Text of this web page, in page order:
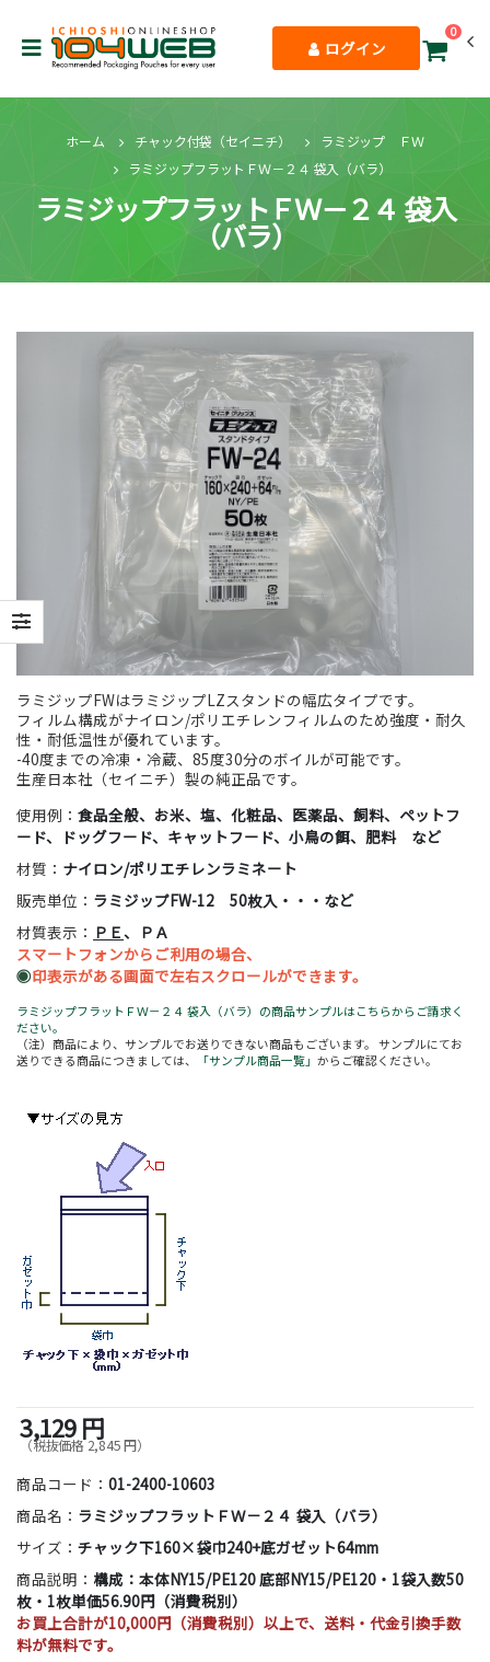
ログイン
0
ホーム チャック付袋（セイニチ）
ラミジップ ＦＷ
ラミジップフラットＦＷ－２４ 袋入（バラ）
ラミジップフラットＦＷ－２４ 袋入
（バラ）
ラミジップFWはラミジップLZスタンドの幅広タイプです。
フィルム構成がナイロン/ポリエチレンフィルムのため強度・耐久
性・耐低温性が優れています。
-40度までの冷凍・冷蔵、85度30分のボイルが可能です。
生産日本社（セイニチ）製の純正品です。
使用例：食品全般、お米、塩、化粧品、医薬品、飼料、ペットフ
ード、ドッグフード、キャットフード、小鳥の餌、肥料 など
材質： ナイロン/ポリエチレンラミネート
販売単位： ラミジップFW-12 50枚入・・・など
材質表示： ＰＥ、ＰＡ
スマートフォンからご利用の場合、
◉印表示がある画面で左右スクロールができます。
ラミジップフラットＦＷ－２４ 袋入（バラ）の商品サンプルはこちらからご請求く
ださい。
（注）商品により、サンプルでお送りできない商品もございます。 サンプルにてお
送りできる商品につきましては、
「サンプル商品一覧」 からご確認ください。
3,129 円
（税抜価格 2,845 円）
商品コード：01-2400-10603
商品名： ラミジップフラットＦＷ－２４ 袋入（バラ）
サイズ：チャック下160×袋巾240+底ガゼット64mm
商品説明： 構成：本体NY15/PE120 底部NY15/PE120・1袋入数50
枚・1枚単価56.90円（消費税別）
お買上合計が10,000円（消費税別）以上で、送料・代金引換手数
料が無料です。